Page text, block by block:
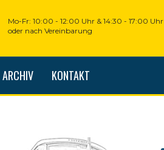
Mo-Fr: 10:00 - 12:00 Uhr & 14:30 - 17:00 Uhr
oder nach Vereinbarung
ARCHIV KONTAKT